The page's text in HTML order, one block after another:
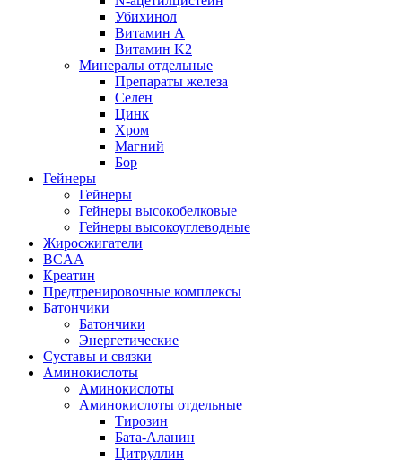
Убихинол
Витамин А
Витамин K2
Минералы отдельные
Препараты железа
Селен
Цинк
Хром
Магний
Бор
Гейнеры
Гейнеры
Гейнеры высокобелковые
Гейнеры высокоуглеводные
Жиросжигатели
BCAA
Креатин
Предтренировочные комплексы
Батончики
Батончики
Энергетические
Суставы и связки
Аминокислоты
Аминокислоты
Аминокислоты отдельные
Тирозин
Бата-Аланин
Цитруллин